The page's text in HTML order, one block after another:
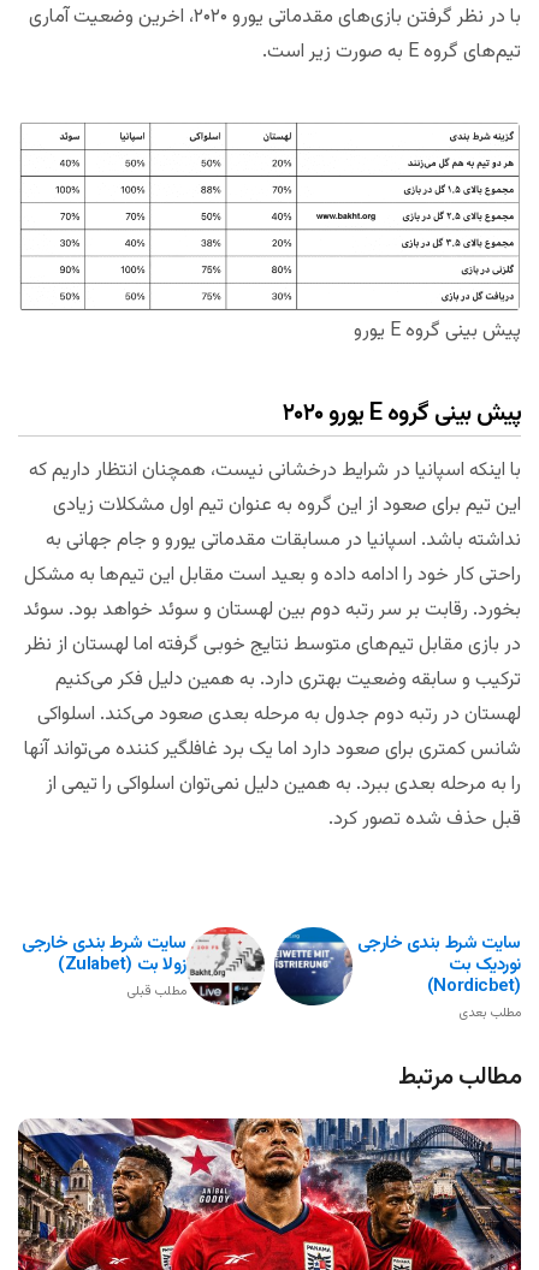
با در نظر گرفتن بازی‌های مقدماتی یورو ۲۰۲۰، اخرین وضعیت آماری
تیم‌های گروه E به صورت زیر است.
پیش بینی گروه E یورو
پیش بینی گروه E یورو ۲۰۲۰
با اینکه اسپانیا در شرایط درخشانی نیست، همچنان انتظار داریم که
این تیم برای صعود از این گروه به عنوان تیم اول مشکلات زیادی
نداشته باشد. اسپانیا در مسابقات مقدماتی یورو و جام جهانی به
راحتی کار خود را ادامه داده و بعید است مقابل این تیم‌ها به مشکل
بخورد. رقابت بر سر رتبه دوم بین لهستان و سوئد خواهد بود. سوئد
در بازی مقابل تیم‌های متوسط نتایج خوبی گرفته اما لهستان از نظر
ترکیب و سابقه وضعیت بهتری دارد. به همین دلیل فکر می‌کنیم
لهستان در رتبه دوم جدول به مرحله بعدی صعود می‌کند. اسلواکی
شانس کمتری برای صعود دارد اما یک برد غافلگیر کننده می‌تواند آنها
را به مرحله بعدی ببرد. به همین دلیل نمی‌توان اسلواکی را تیمی از
قبل حذف شده تصور کرد.
سایت شرط بندی خارجی
زولا بت (Zulabet)
مطلب قبلی
سایت شرط بندی خارجی
نوردیک بت
(Nordicbet)
مطلب بعدی
مطالب مرتبط